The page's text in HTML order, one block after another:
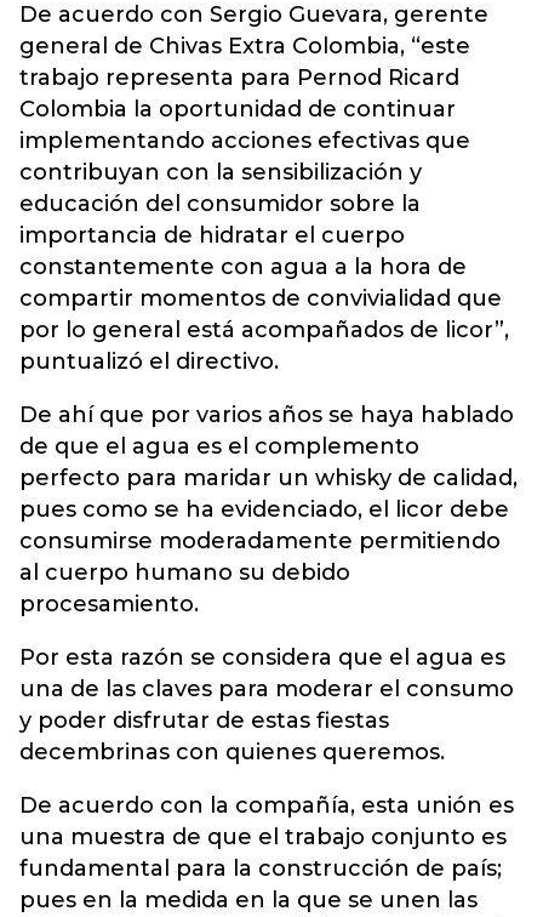
De acuerdo con Sergio Guevara, gerente
general de Chivas Extra Colombia, “este
trabajo representa para Pernod Ricard
Colombia la oportunidad de continuar
implementando acciones efectivas que
contribuyan con la sensibilización y
educación del consumidor sobre la
importancia de hidratar el cuerpo
constantemente con agua a la hora de
compartir momentos de convivialidad que
por lo general está acompañados de licor”,
puntualizó el directivo.
De ahí que por varios años se haya hablado
de que el agua es el complemento
perfecto para maridar un whisky de calidad,
pues como se ha evidenciado, el licor debe
consumirse moderadamente permitiendo
al cuerpo humano su debido
procesamiento.
Por esta razón se considera que el agua es
una de las claves para moderar el consumo
y poder disfrutar de estas fiestas
decembrinas con quienes queremos.
De acuerdo con la compañía, esta unión es
una muestra de que el trabajo conjunto es
fundamental para la construcción de país;
pues en la medida en la que se unen las